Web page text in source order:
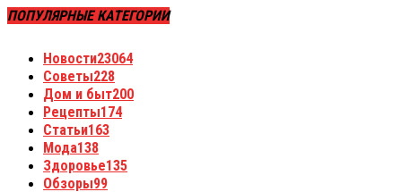
ПОПУЛЯРНЫЕ КАТЕГОРИИ
Новости23064
Советы228
Дом и быт200
Рецепты174
Статьи163
Мода138
Здоровье135
Обзоры99